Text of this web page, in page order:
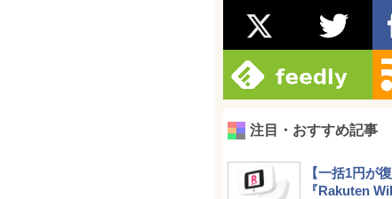
注目・おすすめ記事
【一括1円が
『Rakuten